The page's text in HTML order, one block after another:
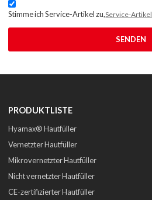
Stimme ich Service-Artikel zu,Service-Artikel
SENDEN
PRODUKTLISTE
Hyamax® Hautfüller
Vernetzter Hautfüller
Mikrovernetzter Hautfüller
Nicht vernetzter Hautfüller
CE-zertifizierter Hautfüller